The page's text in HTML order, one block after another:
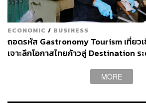
ECONOMIC / BUSINESS
ถอดรหัส Gastronomy Tourism เที่ยวเ
เจาะลึกโอกาสไทยก้าวสู่ Destination ร
MORE